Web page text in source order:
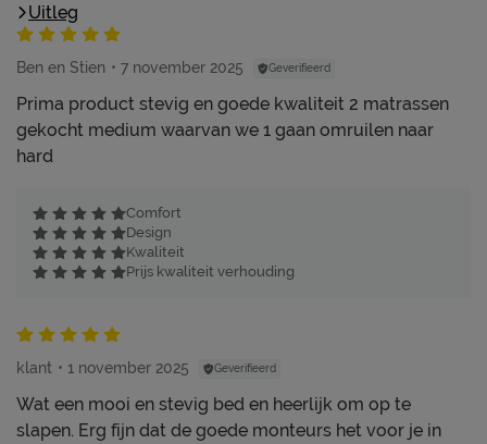
Uitleg
Ben en Stien 7 november 2025 Geverifieerd
Prima product stevig en goede kwaliteit 2 matrassen
gekocht medium waarvan we 1 gaan omruilen naar
hard
Comfort
Design
Kwaliteit
Prijs kwaliteit verhouding
klant 1 november 2025 Geverifieerd
Wat een mooi en stevig bed en heerlijk om op te
slapen. Erg fijn dat de goede monteurs het voor je in